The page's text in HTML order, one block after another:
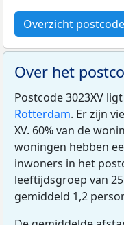
Overzicht
Over het
Postcode 3023XV
Rotterdam. Er zijn
XV. 60% van de
woningen hebben
inwoners in het
leeftijdsgroep van
gemiddeld 1,2